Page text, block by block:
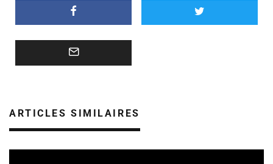
ARTICLES SIMILAIRES